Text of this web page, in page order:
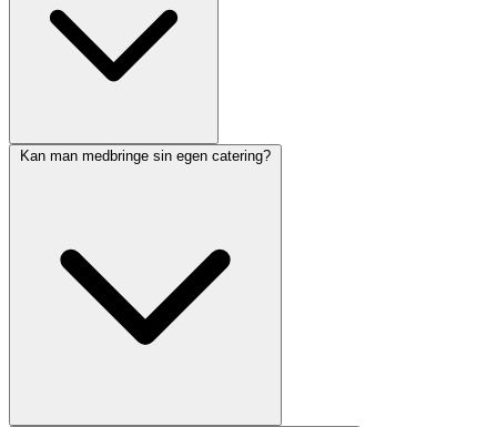
Kan man medbringe sin egen catering?